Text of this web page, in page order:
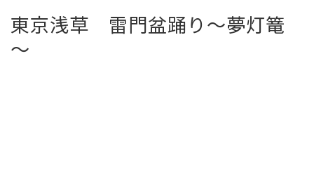
東京浅草 雷門盆踊り～夢灯篭
～